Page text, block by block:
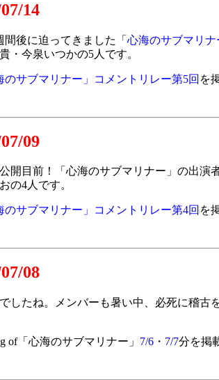
14
後に迫ってきました「 心海のサブマリナ
・今泉いつかの5人です。
のサブマリナー」コメントリレー第5回 を
09
開目前！「心海のサブマリナー」の出演
の4人です。
のサブマリナー」コメントリレー第4回 を
08
したね。メンバーも暑い中、必死に稽古
of「心海のサブマリナー」 7/6・ 7/7分を掲